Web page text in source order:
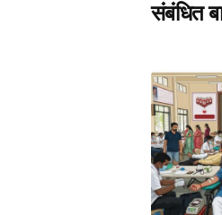
संबंधित